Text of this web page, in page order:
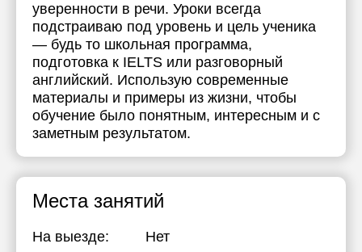
уверенности в речи. Уроки всегда
подстраиваю под уровень и цель ученика
— будь то школьная программа,
подготовка к IELTS или разговорный
английский. Использую современные
материалы и примеры из жизни, чтобы
обучение было понятным, интересным и с
заметным результатом.
Места занятий
На выезде: Нет